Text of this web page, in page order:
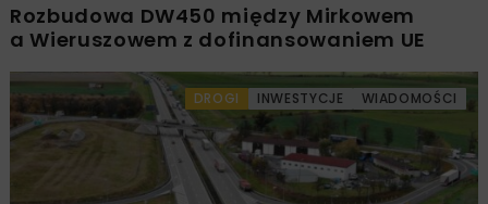
Rozbudowa DW450 między Mirkowem
a Wieruszowem z dofinansowaniem UE
DROGI INWESTYCJE WIADOMOŚCI